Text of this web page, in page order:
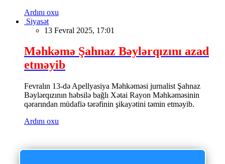
Ardını oxu
Siyasət
13 Fevral 2025, 17:01
Məhkəmə Şahnaz Bəylərqızını azad
etməyib
Fevralın 13-də Apellyasiya Məhkəməsi jurnalist Şahnaz
Bəylərqızının həbsilə bağlı Xətai Rayon Məhkəməsinin
qərarından müdafiə tərəfinin şikayətini təmin etməyib.
Ardını oxu